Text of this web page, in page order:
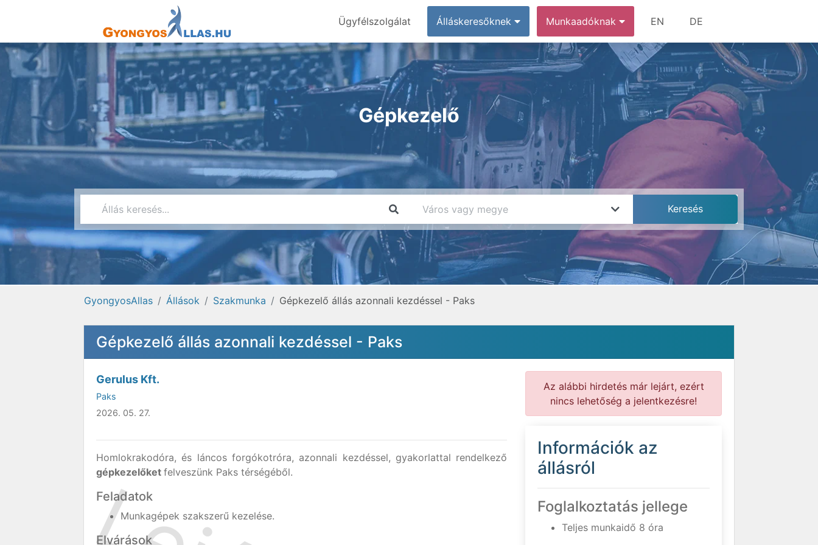
Ügyfélszolgálat Álláskeresőknek Munkaadóknak EN DE
Gépkezelő
GyongyosAllas Állások Szakmunka Gépkezelő állás azonnali kezdéssel - Paks
Gépkezelő állás azonnali kezdéssel - Paks
Gerulus Kft.
Paks
2026. 05. 27.
Homlokrakodóra, és láncos forgókotróra, azonnali kezdéssel, gyakorlattal rendelkező
gépkezelőket felveszünk Paks térségéből.
Feladatok
Munkagépek szakszerű kezelése.
Elvárások
Az alábbi hirdetés már lejárt, ezért
nincs lehetőség a jelentkezésre!
Információk az
állásról
Foglalkoztatás jellege
Teljes munkaidő 8 óra